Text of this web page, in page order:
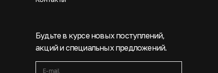
Будьте в курсе новых поступлений,
акций и специальных предложений.